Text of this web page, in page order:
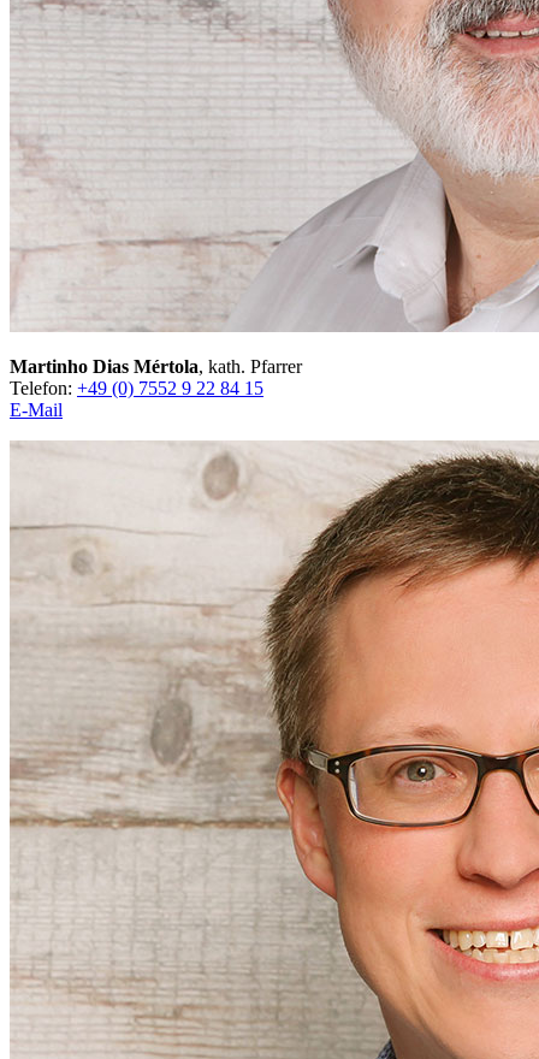
Martinho Dias Mértola, kath. Pfarrer
Telefon: +49 (0) 7552 9 22 84 15
E-Mail